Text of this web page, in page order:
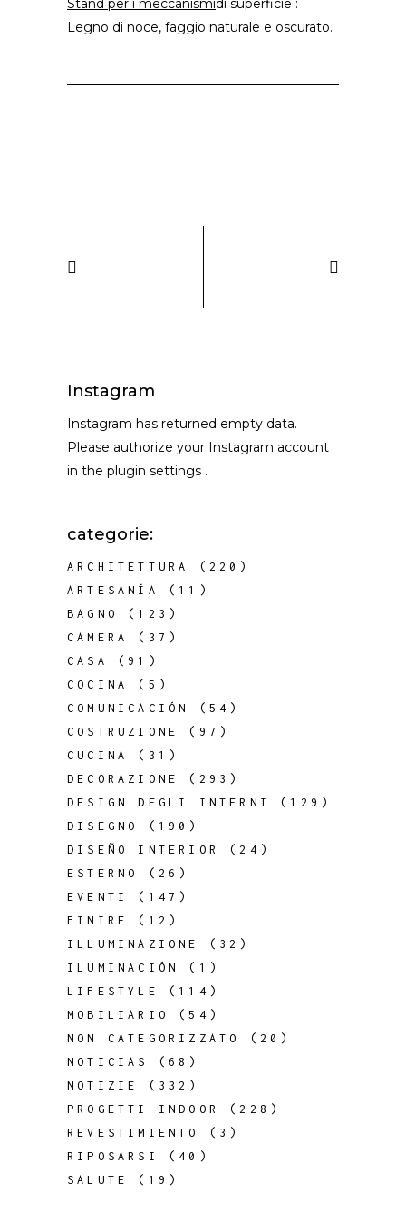
Stand per i meccanismidi superficie :
Legno di noce, faggio naturale e oscurato.
Instagram
Instagram has returned empty data.
Please authorize your Instagram account
in the plugin settings .
categorie:
ARCHITETTURA
(220)
ARTESANÍA
(11)
BAGNO
(123)
CAMERA
(37)
CASA
(91)
COCINA
(5)
COMUNICACIÓN
(54)
COSTRUZIONE
(97)
CUCINA
(31)
DECORAZIONE
(293)
DESIGN DEGLI INTERNI
(129)
DISEGNO
(190)
DISEÑO INTERIOR
(24)
ESTERNO
(26)
EVENTI
(147)
FINIRE
(12)
ILLUMINAZIONE
(32)
ILUMINACIÓN
(1)
LIFESTYLE
(114)
MOBILIARIO
(54)
NON CATEGORIZZATO
(20)
NOTICIAS
(68)
NOTIZIE
(332)
PROGETTI INDOOR
(228)
REVESTIMIENTO
(3)
RIPOSARSI
(40)
SALUTE
(19)